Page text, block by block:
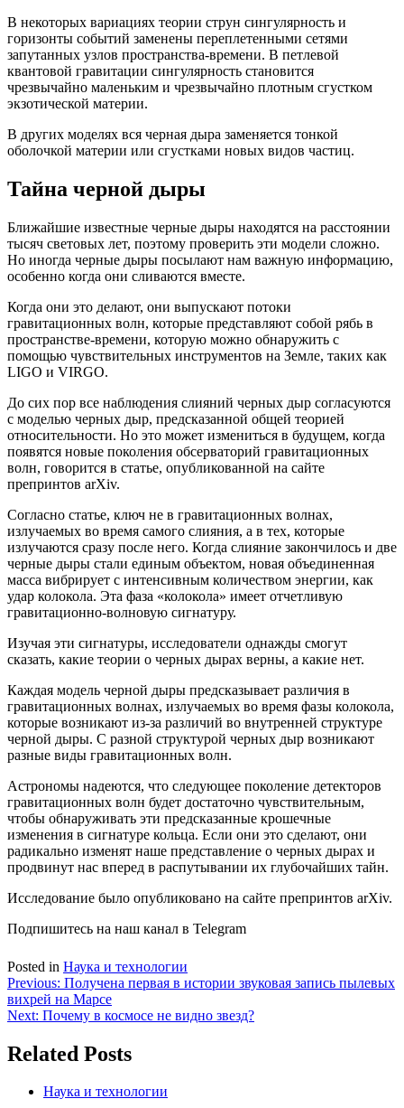
В некоторых вариациях теории струн сингулярность и
горизонты событий заменены переплетенными сетями
запутанных узлов пространства-времени. В петлевой
квантовой гравитации сингулярность становится
чрезвычайно маленьким и чрезвычайно плотным сгустком
экзотической материи.
В других моделях вся черная дыра заменяется тонкой
оболочкой материи или сгустками новых видов частиц.
Тайна черной дыры
Ближайшие известные черные дыры находятся на расстоянии
тысяч световых лет, поэтому проверить эти модели сложно.
Но иногда черные дыры посылают нам важную информацию,
особенно когда они сливаются вместе.
Когда они это делают, они выпускают потоки
гравитационных волн, которые представляют собой рябь в
пространстве-времени, которую можно обнаружить с
помощью чувствительных инструментов на Земле, таких как
LIGO и VIRGO.
До сих пор все наблюдения слияний черных дыр согласуются
с моделью черных дыр, предсказанной общей теорией
относительности. Но это может измениться в будущем, когда
появятся новые поколения обсерваторий гравитационных
волн, говорится в статье, опубликованной на сайте
препринтов arXiv.
Согласно статье, ключ не в гравитационных волнах,
излучаемых во время самого слияния, а в тех, которые
излучаются сразу после него. Когда слияние закончилось и две
черные дыры стали единым объектом, новая объединенная
масса вибрирует с интенсивным количеством энергии, как
удар колокола. Эта фаза «колокола» имеет отчетливую
гравитационно-волновую сигнатуру.
Изучая эти сигнатуры, исследователи однажды смогут
сказать, какие теории о черных дырах верны, а какие нет.
Каждая модель черной дыры предсказывает различия в
гравитационных волнах, излучаемых во время фазы колокола,
которые возникают из-за различий во внутренней структуре
черной дыры. С разной структурой черных дыр возникают
разные виды гравитационных волн.
Астрономы надеются, что следующее поколение детекторов
гравитационных волн будет достаточно чувствительным,
чтобы обнаруживать эти предсказанные крошечные
изменения в сигнатуре кольца. Если они это сделают, они
радикально изменят наше представление о черных дырах и
продвинут нас вперед в распутывании их глубочайших тайн.
Исследование было опубликовано на сайте препринтов arXiv.
Подпишитесь на наш канал в Telegram
Posted in Наука и технологии
Навигация
по
Previous: Получена первая в истории звуковая запись пылевых
вихрей на Марсе
Next: Почему в космосе не видно звезд?
Related Posts
Наука и технологии